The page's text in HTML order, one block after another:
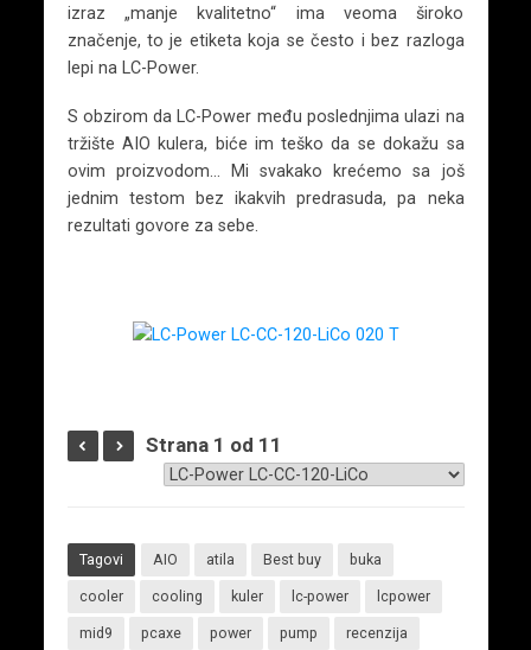
izraz „manje kvalitetno“ ima veoma široko
značenje, to je etiketa koja se često i bez razloga
lepi na LC-Power.
S obzirom da LC-Power među poslednjima ulazi na
tržište AIO kulera, biće im teško da se dokažu sa
ovim proizvodom… Mi svakako krećemo sa još
jednim testom bez ikakvih predrasuda, pa neka
rezultati govore za sebe.
Strana 1 od 11
Tagovi AIO atila Best buy buka
cooler cooling kuler lc-power lcpower
mid9 pcaxe power pump recenzija